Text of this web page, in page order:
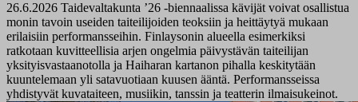
26.6.2026 Taidevaltakunta ’26 -biennaalissa kävijät voivat osallistua
monin tavoin useiden taiteilijoiden teoksiin ja heittäytyä mukaan
erilaisiin performansseihin. Finlaysonin alueella esimerkiksi
ratkotaan kuvitteellisia arjen ongelmia päivystävän taiteilijan
yksityisvastaanotolla ja Haiharan kartanon pihalla keskitytään
kuuntelemaan yli satavuotiaan kuusen ääntä. Performansseissa
yhdistyvät kuvataiteen, musiikin, tanssin ja teatterin ilmaisukeinot.